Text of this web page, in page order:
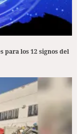
para los 12 signos del